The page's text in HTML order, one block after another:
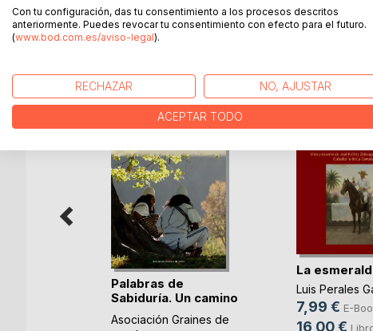
MÁS TÍTULOS DEBoD
Palabras de
Sabiduría. Un camino
p(...)
Asociación Graines de
La
Luis Perales
7,99 € E-
16,00 €
Con tu configuración, das tu consentimiento a los procesos descritos
anteriormente. Puedes revocar tu consentimiento con efecto para el futuro.
(www.bod.com.es/aviso-legal).
RECHAZAR NO, AJUSTAR
ACEPTAR TODO